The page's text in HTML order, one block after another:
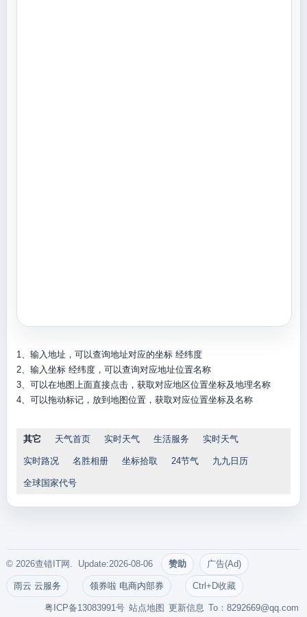
1、输入地址，可以查询地址对应的坐标 经纬度
2、输入坐标 经纬度，可以查询对应地址位置名称
3、可以在地图上面直接点击，获取对应地区位置坐标及地理名称
4、可以拖动标记，放到地图位置，获取对应位置坐标及名称
其它 天气首页 实时天气 生活服务 实时天气
实时路况 名胜相册 坐标拾取 24节气 九九日历
全球国家代号
© 2026查错IT网. Update:2026-08-06 赞助 广告(Ad)
雨云 云服务 领券啦 电商内部券 Ctrl+D收藏
To：8292669@qq.com
更新信息
站点地图
粤ICP备13083991号